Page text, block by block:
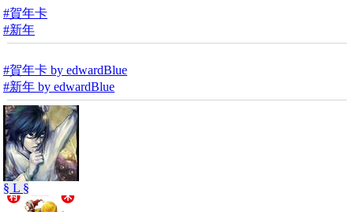
#賀年卡
#新年
#賀年卡 by edwardBlue
#新年 by edwardBlue
§ L §